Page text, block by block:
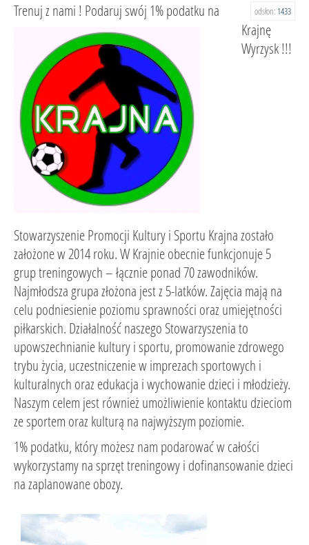
odsłon: 1433
Trenuj z nami ! Podaruj swój 1% podatku na
Krajnę
Wyrzysk !!!
Stowarzyszenie Promocji Kultury i Sportu Krajna zostało
założone w 2014 roku. W Krajnie obecnie funkcjonuje 5
grup treningowych – łącznie ponad 70 zawodników.
Najmłodsza grupa złożona jest z 5-latków. Zajęcia mają na
celu podniesienie poziomu sprawności oraz umiejętności
piłkarskich. Działalność naszego Stowarzyszenia to
upowszechnianie kultury i sportu, promowanie zdrowego
trybu życia, uczestniczenie w imprezach sportowych i
kulturalnych oraz edukacja i wychowanie dzieci i młodzieży.
Naszym celem jest również umożliwienie kontaktu dzieciom
ze sportem oraz kulturą na najwyższym poziomie.
1% podatku, który możesz nam podarować w całości
wykorzystamy na sprzęt treningowy i dofinansowanie dzieci
na zaplanowane obozy.